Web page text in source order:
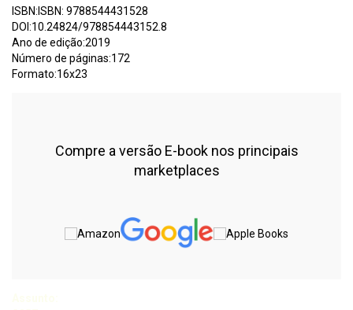
ISBN:ISBN: 9788544431528
DOI:10.24824/978854443152.8
Ano de edição:2019
Número de páginas:172
Formato:16x23
Compre a versão E-book nos principais
marketplaces